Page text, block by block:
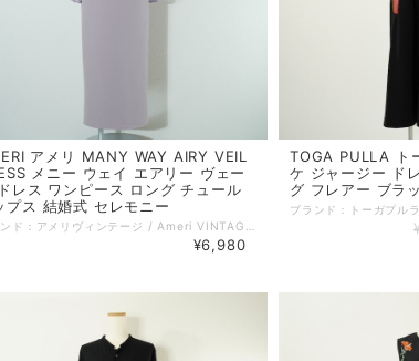
アメリ MANY WAY AIRY VEIL
メニー ウェイ エアリー ヴェー
レス ワンピース ロング チュール
プス 結婚式 セレモニー
¥6,980
TOGA PULLA ト
ケ ジャージー ド
グ フレアー ブラ